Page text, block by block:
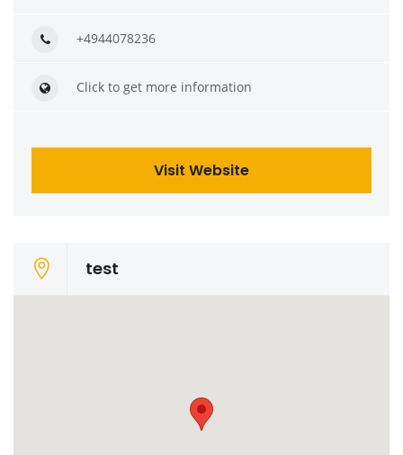
+4944078236
Click to get more information
Visit Website
test